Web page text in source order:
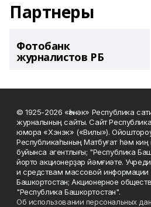
Партнеры
Фотобанк
журналистов РБ
© 1925-2026 «Һәнәк» Республика
журналының сайты. Сайт
юмора «Хэнэк» («Вилы»).
Республикаһының Матбуғат һәм
буйынса агентлығы; "Республика
йорто акционерҙар йәмғиәте.
и средствам массовой информации
Башкортостан; Акционерное
"Республика Башкортостан".
Об использовании персональных